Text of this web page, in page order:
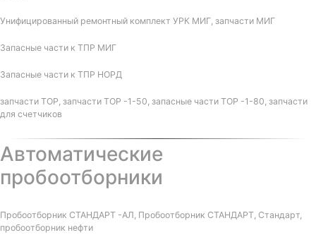
Унифицированный ремонтный комплект УРК МИГ, запчасти МИГ
Запасные части к ТПР МИГ
Запасные части к ТПР НОРД
запчасти ТОР, запчасти ТОР -1-50, запасные части ТОР -1-80, запчасти
для счетчиков
Автоматические
пробоотборники
Пробоотборник СТАНДАРТ -АЛ, Пробоотборник СТАНДАРТ, Стандарт,
пробоотборник нефти